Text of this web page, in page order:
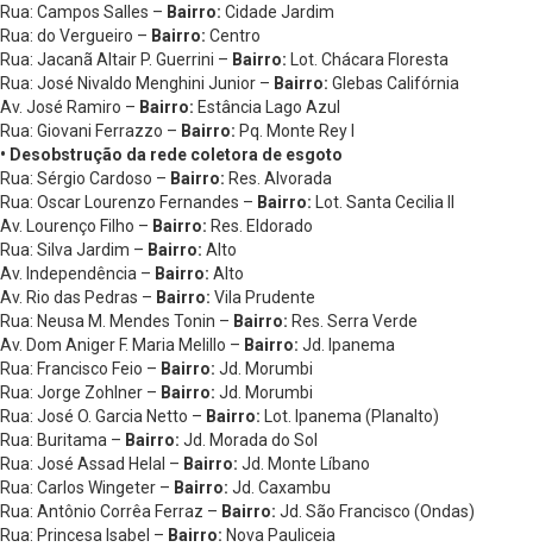
Rua: Campos Salles – Bairro: Cidade Jardim
Rua: do Vergueiro – Bairro: Centro
Rua: Jacanã Altair P. Guerrini – Bairro: Lot. Chácara Floresta
Rua: José Nivaldo Menghini Junior – Bairro: Glebas Califórnia
Av. José Ramiro – Bairro: Estância Lago Azul
Rua: Giovani Ferrazzo – Bairro: Pq. Monte Rey I
• Desobstrução da rede coletora de esgoto
Rua: Sérgio Cardoso – Bairro: Res. Alvorada
Rua: Oscar Lourenzo Fernandes – Bairro: Lot. Santa Cecilia II
Av. Lourenço Filho – Bairro: Res. Eldorado
Rua: Silva Jardim – Bairro: Alto
Av. Independência – Bairro: Alto
Av. Rio das Pedras – Bairro: Vila Prudente
Rua: Neusa M. Mendes Tonin – Bairro: Res. Serra Verde
Av. Dom Aniger F. Maria Melillo – Bairro: Jd. Ipanema
Rua: Francisco Feio – Bairro: Jd. Morumbi
Rua: Jorge Zohlner – Bairro: Jd. Morumbi
Rua: José O. Garcia Netto – Bairro: Lot. Ipanema (Planalto)
Rua: Buritama – Bairro: Jd. Morada do Sol
Rua: José Assad Helal – Bairro: Jd. Monte Líbano
Rua: Carlos Wingeter – Bairro: Jd. Caxambu
Rua: Antônio Corrêa Ferraz – Bairro: Jd. São Francisco (Ondas)
Rua: Princesa Isabel – Bairro: Nova Pauliceia